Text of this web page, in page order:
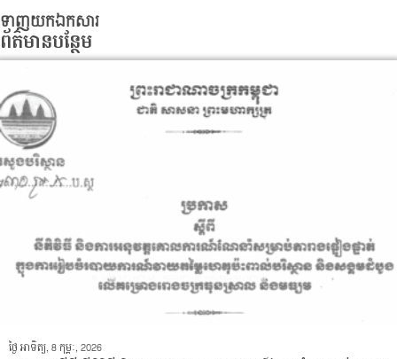
ទាញយកឯកសារ
ព័ត៌មានបន្ថែម
ថ្ងៃ អាទិត្យ, 8 កុម្ភៈ, 2026